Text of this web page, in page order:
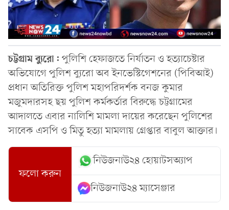
চট্টগ্রামব্যুরো: পুলিশি হেফাজতে নির্যাতন ও হত্যাচেষ্টার
অভিযোগে পুলিশ ব্যুরো অব ইনভেস্টিগেশনের (পিবিআই)
প্রধান অতিরিক্ত পুলিশ মহাপরিদর্শক বনজ কুমার
মজুমদারসহ ছয় পুলিশ কর্মকর্তার বিরুদ্ধে চট্টগ্রামের
আদালতে এবার নালিশি মামলা দায়ের করেছেন পুলিশের
সাবেক এসপি ও মিতু হত্যা মামলায় গ্রেপ্তার বাবুল আক্তার।
ফলো করুন
নিউজনাউ২৪ হোয়াটসঅ্যাপ
নিউজনাউ২৪ ম্যাসেঞ্জার